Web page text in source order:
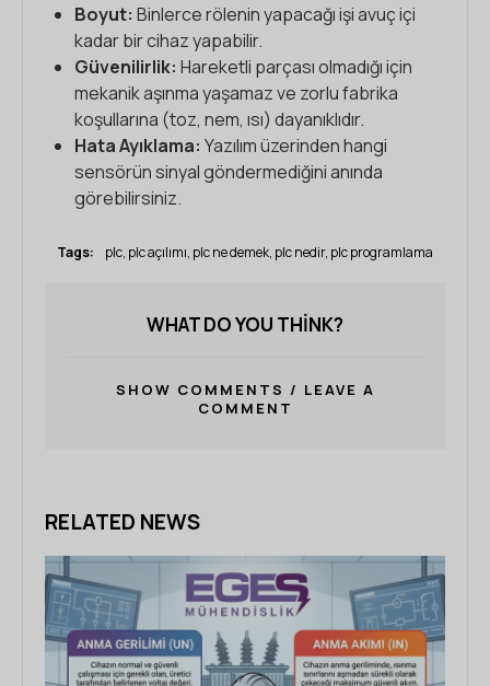
Boyut: Binlerce rölenin yapacağı işi avuç içi
kadar bir cihaz yapabilir.
Güvenilirlik: Hareketli parçası olmadığı için
mekanik aşınma yaşamaz ve zorlu fabrika
koşullarına (toz, nem, ısı) dayanıklıdır.
Hata Ayıklama: Yazılım üzerinden hangi
sensörün sinyal göndermediğini anında
görebilirsiniz.
Tags: plc, plc açılımı, plc ne demek, plc nedir, plc programlama
WHAT DO YOU THINK?
SHOW COMMENTS / LEAVE A
COMMENT
RELATED NEWS